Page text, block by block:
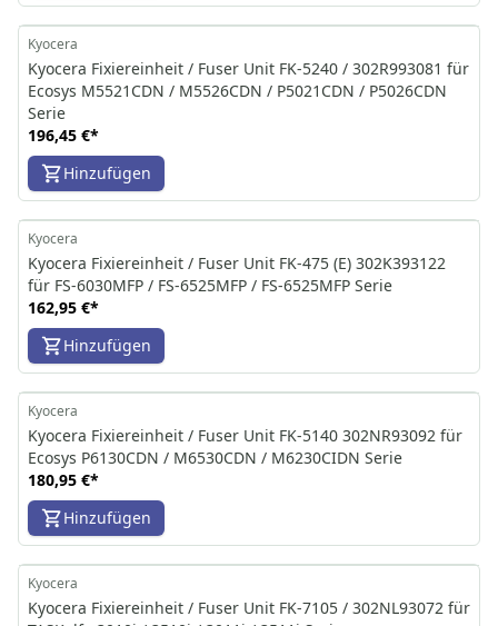
Kyocera
Kyocera Fixiereinheit / Fuser Unit FK-5240 / 302R993081 für
Ecosys M5521CDN / M5526CDN / P5021CDN / P5026CDN
Serie
196,45 €*
Hinzufügen
Kyocera
Kyocera Fixiereinheit / Fuser Unit FK-475 (E) 302K393122
für FS-6030MFP / FS-6525MFP / FS-6525MFP Serie
162,95 €*
Hinzufügen
Kyocera
Kyocera Fixiereinheit / Fuser Unit FK-5140 302NR93092 für
Ecosys P6130CDN / M6530CDN / M6230CIDN Serie
180,95 €*
Hinzufügen
Kyocera
Kyocera Fixiereinheit / Fuser Unit FK-7105 / 302NL93072 für